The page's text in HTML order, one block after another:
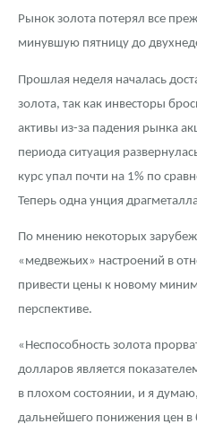
Золотой червонец Сеятель
Золотые слитки
Гарри Поттер
Год Лошади
Флот: ледоколы и корабли
Ювелирные изделия
Золотая карманная галерея
Выкуп монет
Выкуп серебряных монет
Вопрос - ответ
Условия возврата
Монеты
Политика конфиденциальности
Положение по обработке и
Распродажа монет и жетонов
Итоги 2025 года. Прогноз
2026 год
Cтатьи
Георгий Победоносец - динамика
Курс золота и серебра
Лом выкуп
Контакты
О нас
Письмо директору
Пресс-служба
Рынок золота потерял все
минувшую пятницу до
Прошлая неделя началась
золота, так как инвесторы
активы из-за падения рынка
периода ситуация
курс упал почти на 1% по
Теперь одна унция
По мнению некоторых
«медвежьих» настроений в
привести цены к новому
перспективе.
«Неспособность золота
долларов является
в плохом состоянии, и я
дальнейшего понижения цен